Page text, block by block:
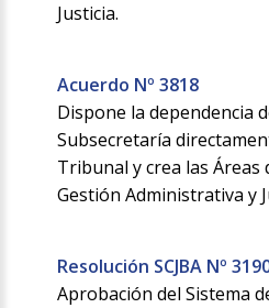
Justicia.
Acuerdo Nº 3818
Dispone la dependencia
Subsecretaría
Tribunal y crea las Áreas
Gestión Administrativa y
Resolución SCJBA Nº
Aprobación del Sistema